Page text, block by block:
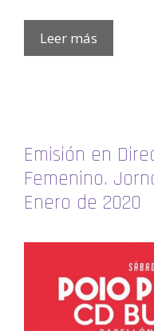
Leer más
Emisión en
Femenino.
Enero de 2020